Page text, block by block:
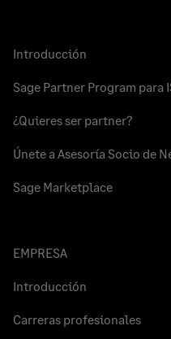
Introducción
Sage Partner Program para
¿Quieres ser partner?
Únete a Asesoría Socio de
Sage Marketplace
EMPRESA
Introducción
Carreras profesionales